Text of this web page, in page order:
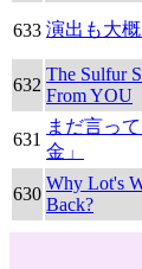
633 演出も大
632
The Sulfur
From YOU
631
まだ言っ
金」
630
Why Lot's
Back?